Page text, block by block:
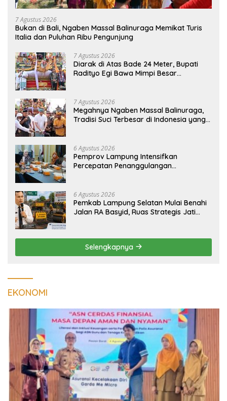
7 Agustus 2026
Bukan di Bali, Ngaben Massal Balinuraga Memikat Turis
Italia dan Puluhan Ribu Pengunjung
7 Agustus 2026
Diarak di Atas Bade 24 Meter, Bupati
Radityo Egi Bawa Mimpi Besar
7 Agustus 2026
Megahnya Ngaben Massal Balinuraga,
Tradisi Suci Terbesar di Indonesia yang
6 Agustus 2026
Pemprov Lampung Intensifkan
Percepatan Penanggulangan
6 Agustus 2026
Pemkab Lampung Selatan Mulai Benahi
Jalan RA Basyid, Ruas Strategis Jati
Selengkapnya
EKONOMI